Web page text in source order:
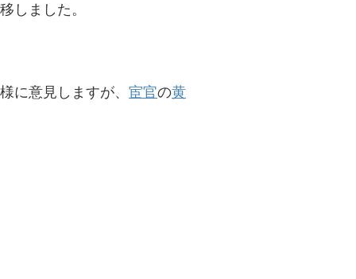
しました。
に意見しますが、 宦官の黄